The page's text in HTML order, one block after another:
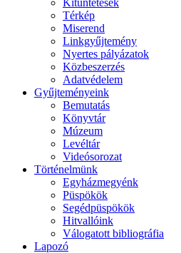
Kitüntetések
Térkép
Miserend
Linkgyűjtemény
Nyertes pályázatok
Közbeszerzés
Adatvédelem
Gyűjteményeink
Bemutatás
Könyvtár
Múzeum
Levéltár
Videósorozat
Történelmünk
Egyházmegyénk
Püspökök
Segédpüspökök
Hitvallóink
Válogatott bibliográfia
Lapozó